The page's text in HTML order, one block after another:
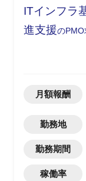
ITインフラ
進支援の
月額報酬
勤務地
勤務期間
稼働率